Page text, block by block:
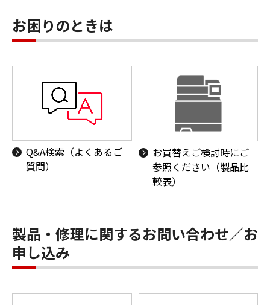
お困りのときは
Q&A検索（よくあるご
質問）
お買替えご検討時にご
参照ください（製品比
較表）
製品・修理に関するお問い合わせ／お
申し込み